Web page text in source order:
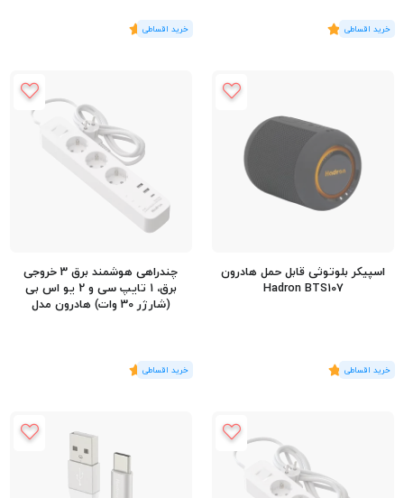
(3 رای)
5
(1رای)
5
اسپیکر بلوتوثی قابل حمل هادرون
Hadron BTS107
(2 رای)
5
چندراهی هوشمند برق 3 خروجی
برق، 1 تایپ سی و 2 یو اس بی
(شارژر 30 وات) هادرون مدل
(1رای)
5